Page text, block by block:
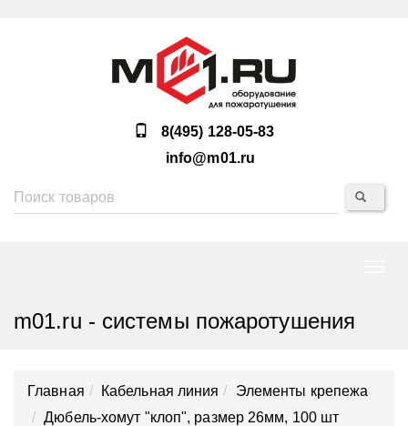
8(495) 128-05-83
info@m01.ru
m01.ru - системы пожаротушения
Главная Кабельная линия
Элементы крепежа
Дюбель-хомут "клоп", размер 26мм, 100 шт